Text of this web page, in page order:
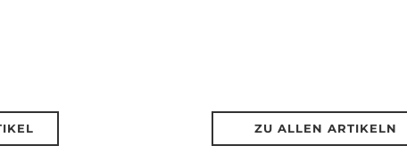
ZU ALLEN ARTIKELN